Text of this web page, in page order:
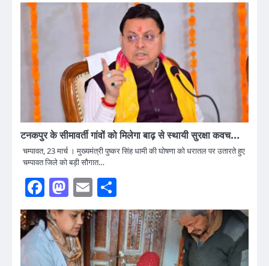
टनकपुर के सीमावर्ती गांवों को मिलेगा बाढ़ से स्थायी सुरक्षा कवच…
चम्पावत, 23 मार्च । मुख्यमंत्री पुष्कर सिंह धामी की घोषणा को धरातल पर उतारते हुए
चम्पावत जिले को बड़ी सौगात…
Facebook
Mastodon
Email